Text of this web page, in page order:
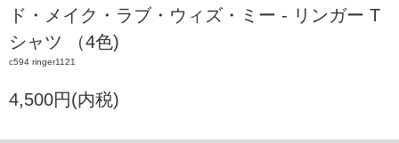
ド・メイク・ラブ・ウィズ・ミー - リンガー T
シャツ （4色)
c594 ringer1121
4,500円(内税)